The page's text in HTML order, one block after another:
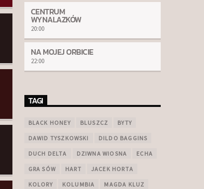
CENTRUM
WYNALAZKÓW
20:00
NA MOJEJ ORBICIE
22:00
TAGI
BLACK HONEY BLUSZCZ BYTY
DAWID TYSZKOWSKI DILDO BAGGINS
DUCH DELTA DZIWNA WIOSNA ECHA
GRA SÓW HART JACEK HORTA
KOLORY KOLUMBIA MAGDA KLUZ